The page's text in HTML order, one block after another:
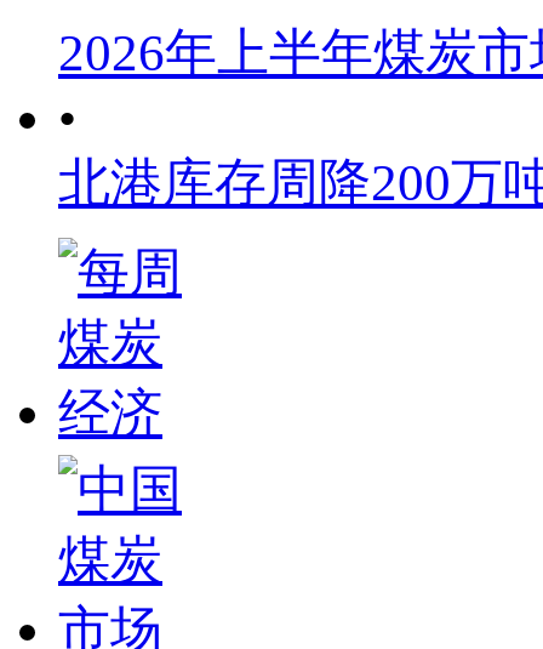
2026年上半年煤炭
•
北港库存周降200万